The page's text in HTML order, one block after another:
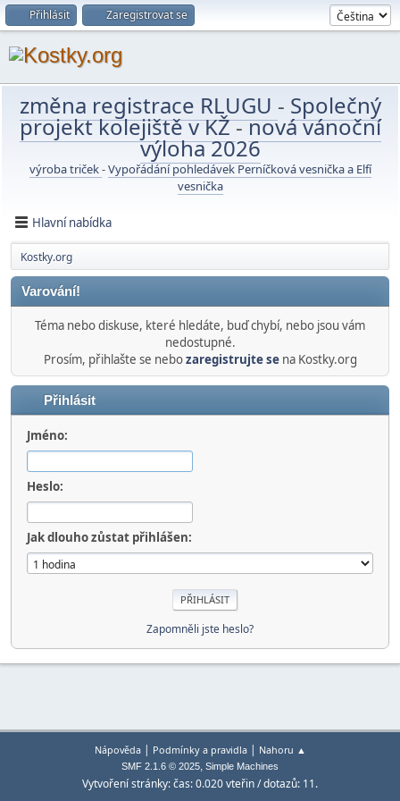
Přihlásit Zaregistrovat se
změna registrace RLUGU - Společný
projekt kolejiště v KŽ-nová vánoční
výloha 2026
výroba triček-Vypořádání pohledávek Perníčková vesnička a Elfí
vesnička
Hlavní nabídka
Kostky.org
Varování!
Téma nebo diskuse, které hledáte, buď chybí, nebo jsou vám
nedostupné.
Prosím, přihlašte se nebozaregistrujte sena Kostky.org
Přihlásit
Jméno:
Heslo:
Jak dlouho zůstat přihlášen:
Zapomněli jste heslo?
Nápověda| Podmínky a pravidla| Nahoru ▲
SMF 2.1.6 © 2025, Simple Machines
Vytvoření stránky: čas: 0.020 vteřin / dotazů: 11.